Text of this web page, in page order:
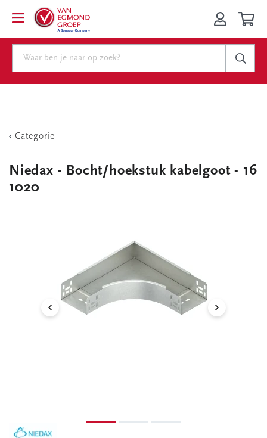
Categorie
Niedax - Bocht/hoekstuk kabelgoot - 16
1020